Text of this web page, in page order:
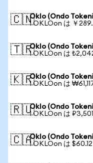
🇨🇳Oklo (Ondo
1 OKLOon は ￥
🇹🇷Oklo (Ondo
1 OKLOon は
🇰🇷Oklo (Ondo
1 OKLOon は
🇷🇺Oklo (Ondo
1 OKLOon は
🇨🇦Oklo (Ondo
1 OKLOon は